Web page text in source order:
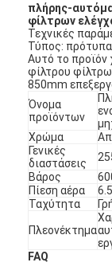
πλήρης-
φίλτρων
Τεχνικές
Τύπος: πρότυπα.
Αυτό το προϊόν
φίλτρου
850mm
Όνομα
προϊόντων
Χρώμα
Γενικές
διαστάσεις
Βάρος
Πίεση αέρα
Ταχύτητα
Πλεονέκτημα
FAQ